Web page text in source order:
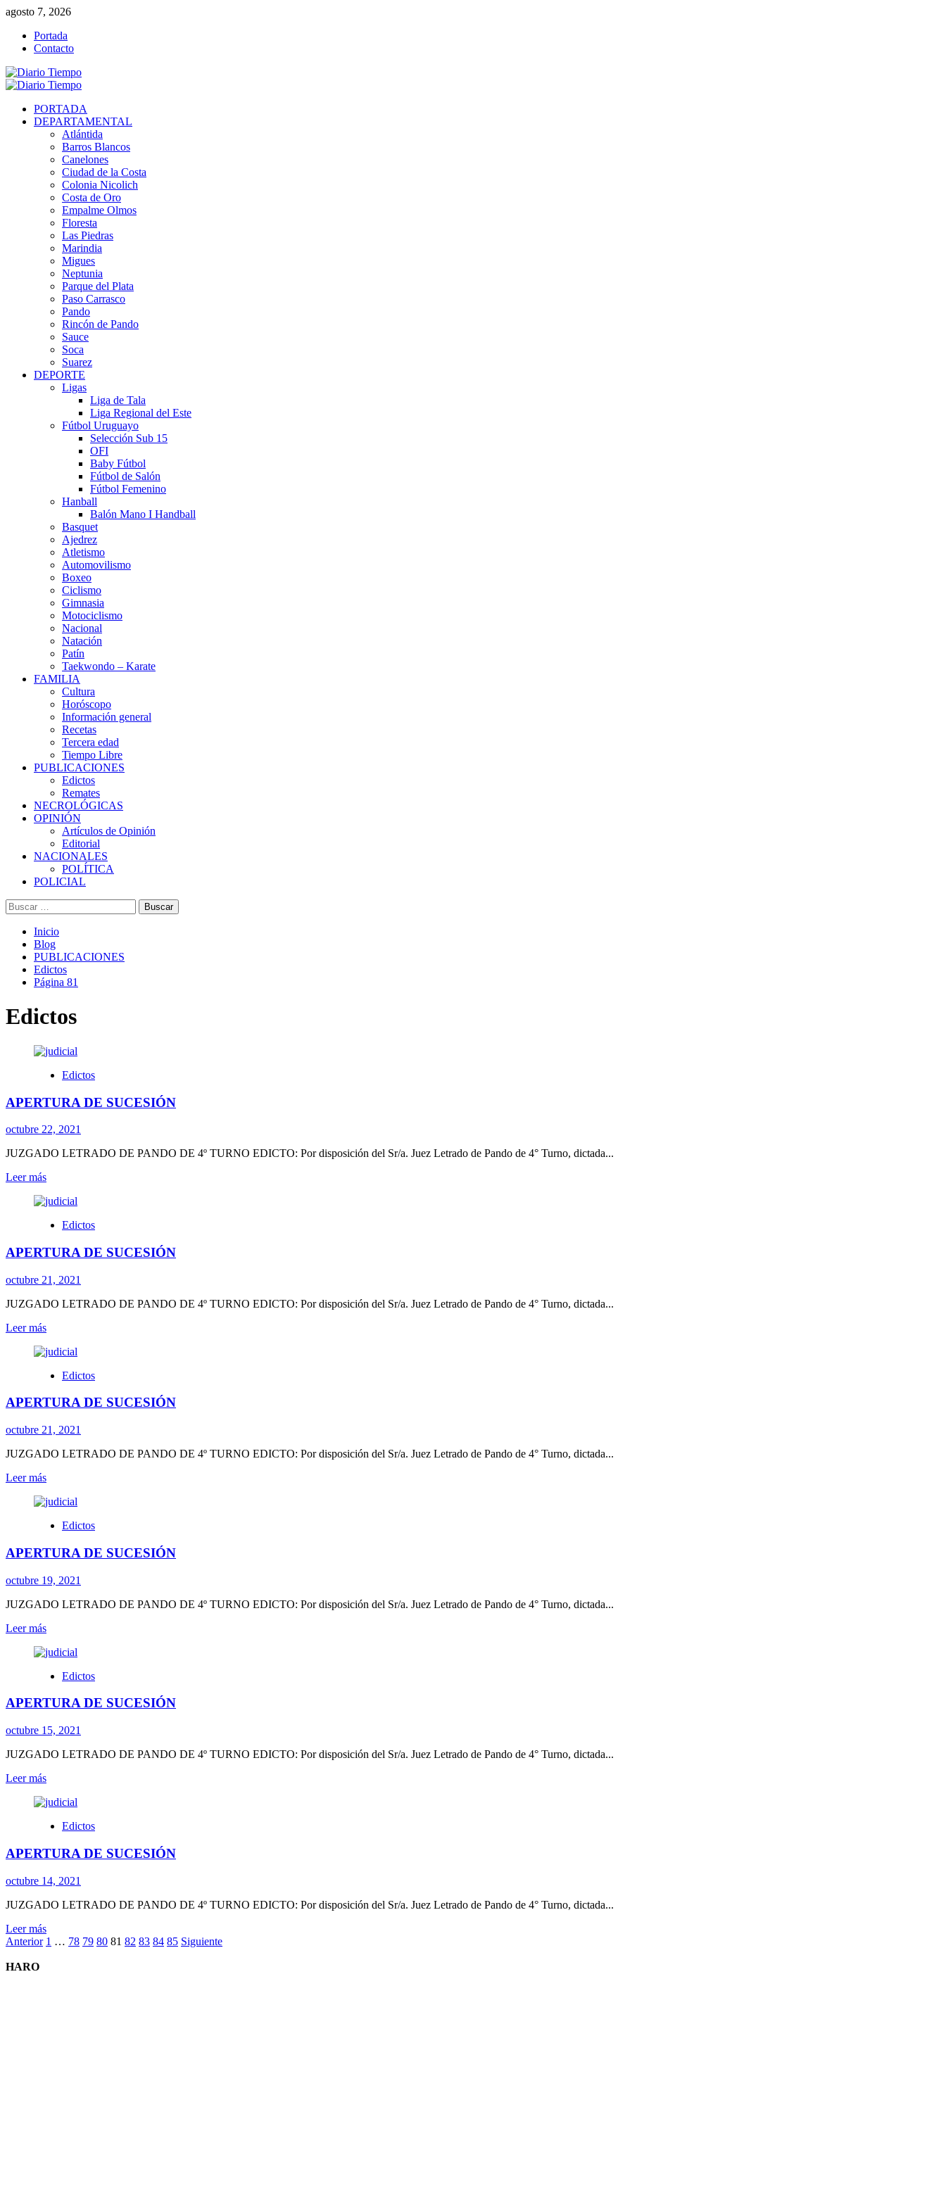
Saltar
contenido
agosto 7, 2026
Portada
Contacto
Menú
PORTADA
DEPARTAMENTAL
Atlántida
Barros Blancos
Canelones
Ciudad de la Costa
Colonia Nicolich
Costa de Oro
Empalme Olmos
Floresta
Las Piedras
Marindia
Migues
Neptunia
Parque del Plata
Paso Carrasco
Pando
Rincón de Pando
Sauce
Soca
Suarez
DEPORTE
Ligas
Liga de Tala
Liga Regional del Este
Fútbol Uruguayo
Selección Sub 15
OFI
Baby Fútbol
Fútbol de Salón
Fútbol Femenino
Hanball
Balón Mano I Handball
Basquet
Ajedrez
Atletismo
Automovilismo
Boxeo
Ciclismo
Gimnasia
Motociclismo
Nacional
Natación
Patín
Taekwondo – Karate
FAMILIA
Cultura
Horóscopo
Información general
Recetas
Tercera edad
Tiempo Libre
PUBLICACIONES
Edictos
Remates
NECROLÓGICAS
OPINIÓN
Artículos de Opinión
Editorial
NACIONALES
POLÍTICA
POLICIAL
Buscar:
Inicio
Blog
PUBLICACIONES
Edictos
Página 81
Edictos
Edictos
APERTURA DE SUCESIÓN
octubre 22, 2021
JUZGADO LETRADO DE PANDO DE 4º TURNO EDICTO: Por disposición del Sr/a. Juez Letrado de Pando de 4° Turno, dictada...
Leer másLeer
sobre
DE Edictos
APERTURA DE SUCESIÓN
octubre 21, 2021
JUZGADO LETRADO DE PANDO DE 4º TURNO EDICTO: Por disposición del Sr/a. Juez Letrado de Pando de 4° Turno, dictada...
Leer másLeer
sobre
DE Edictos
APERTURA DE SUCESIÓN
octubre 21, 2021
JUZGADO LETRADO DE PANDO DE 4º TURNO EDICTO: Por disposición del Sr/a. Juez Letrado de Pando de 4° Turno, dictada...
Leer másLeer
sobre
DE Edictos
APERTURA DE SUCESIÓN
octubre 19, 2021
JUZGADO LETRADO DE PANDO DE 4º TURNO EDICTO: Por disposición del Sr/a. Juez Letrado de Pando de 4° Turno, dictada...
Leer másLeer
sobre
DE Edictos
APERTURA DE SUCESIÓN
octubre 15, 2021
JUZGADO LETRADO DE PANDO DE 4º TURNO EDICTO: Por disposición del Sr/a. Juez Letrado de Pando de 4° Turno, dictada...
Leer másLeer
sobre
DE Edictos
APERTURA DE SUCESIÓN
octubre 14, 2021
JUZGADO LETRADO DE PANDO DE 4º TURNO EDICTO: Por disposición del Sr/a. Juez Letrado de Pando de 4° Turno, dictada...
Leer másLeer
más
Paginación
de
Anterior 1 … 78 79 80 81 82 83 84 85 Siguiente
HARO